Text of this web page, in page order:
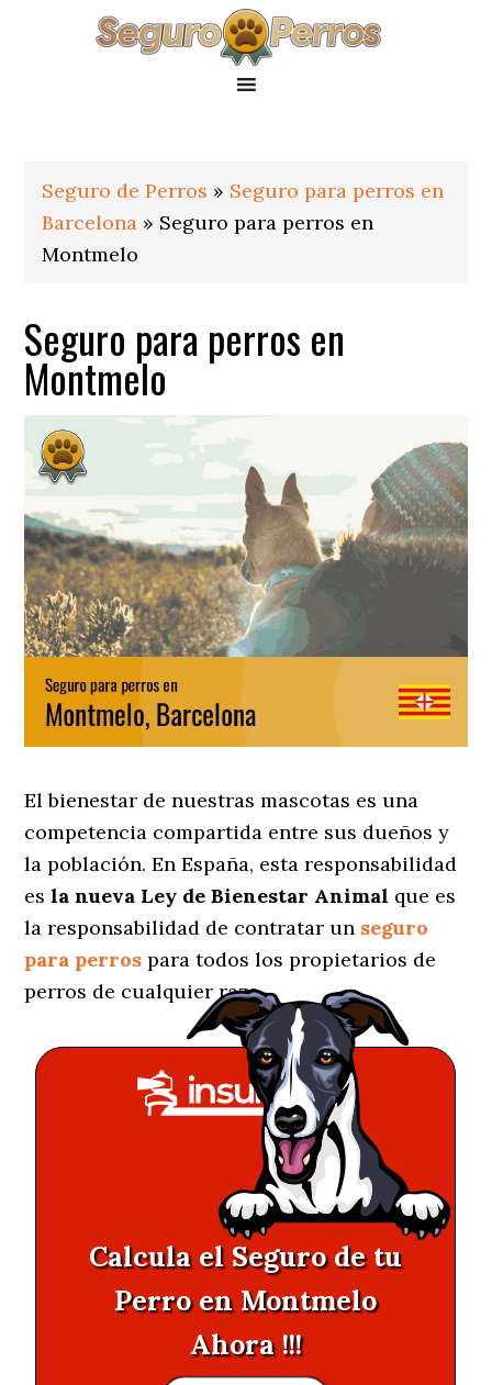
Seguro de Perros » Seguro para perros en
Barcelona » Seguro para perros en
Montmelo
Seguro para perros en
Montmelo
El bienestar de nuestras mascotas es una
competencia compartida entre sus dueños y
la población. En España, esta responsabilidad
esla nueva Ley de Bienestar Animal que es
la responsabilidad de contratar un seguro
para perros para todos los propietarios de
perros de cualquier raza.
Calcula el Seguro de tu
Perro en Montmelo
Ahora !!!